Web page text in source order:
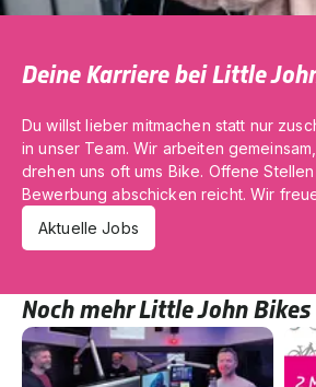
Deine Karriere bei Little
Du willst lieber mitmachen statt nur
in unser Team. Wir arbeiten
drehen uns oft ums Bike. Offene
Bewerbung abschicken reicht. Wir
Aktuelle Jobs
Noch mehr Little John Bikes